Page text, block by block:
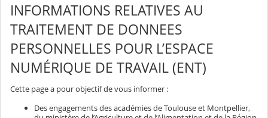
INFORMATIONS RELATIVES AU
TRAITEMENT DE DONNEES
PERSONNELLES POUR L’ESPACE
NUMÉRIQUE DE TRAVAIL (ENT)
Cette page a pour objectif de vous informer :
Des engagements des académies de Toulouse et Montpellier,